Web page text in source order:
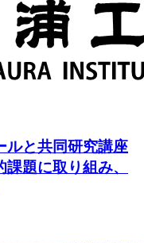
ルと共同研究講座
題に取り組み、